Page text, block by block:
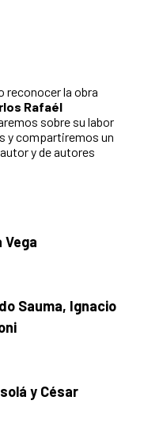
reconocer la obra
Rafaél
sobre su labor
y compartiremos un
y de autores
Sauma, Ignacio
y César